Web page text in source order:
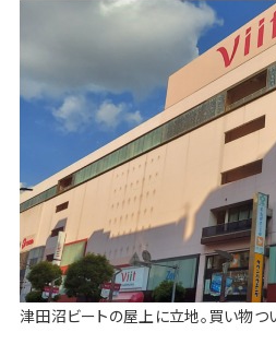
津田沼ビートの屋上に立地。買い物つ